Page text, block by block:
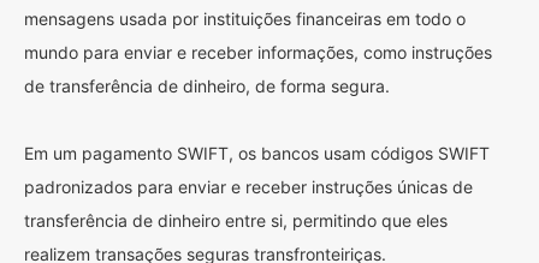
mensagens usada por instituições financeiras em todo o
mundo para enviar e receber informações, como instruções
de transferência de dinheiro, de forma segura.
Em um pagamento SWIFT, os bancos usam códigos SWIFT
padronizados para enviar e receber instruções únicas de
transferência de dinheiro entre si, permitindo que eles
realizem transações seguras transfronteiriças.